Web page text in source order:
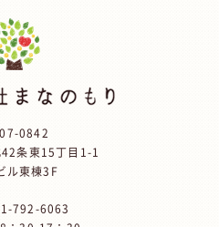
0842
条東15丁目1-1
ル東棟3F
792-6063